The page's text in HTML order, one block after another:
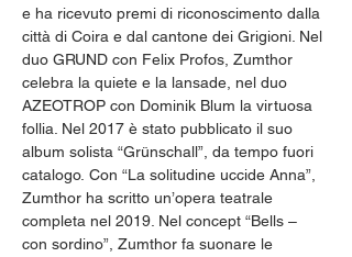
e ha ricevuto premi di riconoscimento dalla
città di Coira e dal cantone dei Grigioni. Nel
duo GRUND con Felix Profos, Zumthor
celebra la quiete e la lansade, nel duo
AZEOTROP con Dominik Blum la virtuosa
follia. Nel 2017 è stato pubblicato il suo
album solista “Grünschall”, da tempo fuori
catalogo. Con “La solitudine uccide Anna”,
Zumthor ha scritto un’opera teatrale
completa nel 2019. Nel concept “Bells –
con sordino”, Zumthor fa suonare le